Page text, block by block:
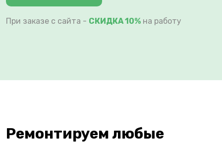
При заказе с сайта - СКИДКА 10% на работу
Ремонтируем любые